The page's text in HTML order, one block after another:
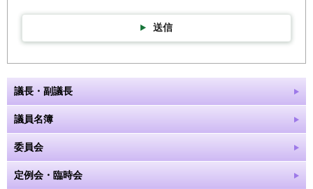
送信
議長・副議長
議員名簿
委員会
定例会・臨時会